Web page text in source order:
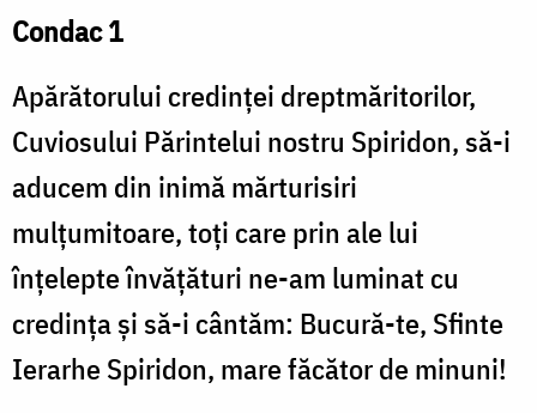
Condac 1
Apărătorului credinței dreptmăritorilor,
Cuviosului Părintelui nostru Spiridon, să-i
aducem din inimă mărturisiri
mulțumitoare, toți care prin ale lui
înțelepte învățături ne-am luminat cu
credința și să-i cântăm: Bucură-te, Sfinte
Ierarhe Spiridon, mare făcător de minuni!